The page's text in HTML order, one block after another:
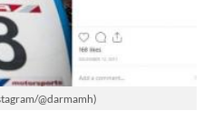
@darmamh)